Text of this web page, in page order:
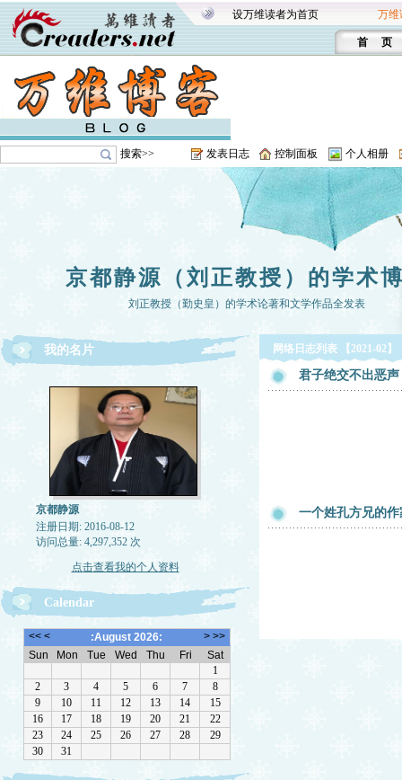
设万维读者为首页 万维
首 页
搜索>> 发表日志 控制面板 个人相册
京都静源（刘正教授）的学术
刘正教授（勤史皇）的学术论著和文学作品全发表
我的名片
京都静源
注册日期: 2016-08-12
访问总量: 4,297,352 次
点击查看我的个人资料
Calendar
网络日志列表 【2021-02】
君子绝交不出恶
一个姓孔方兄的